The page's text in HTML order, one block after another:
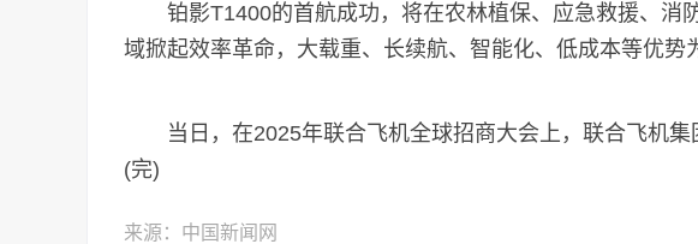
铂影T1400的首航成功，将在农林植保、应急救援、消
域掀起效率革命，大载重、长续航、智能化、低成本等优势
当日，在2025年联合飞机全球招商大会上，联合飞机集
(完)
来源：中国新闻网